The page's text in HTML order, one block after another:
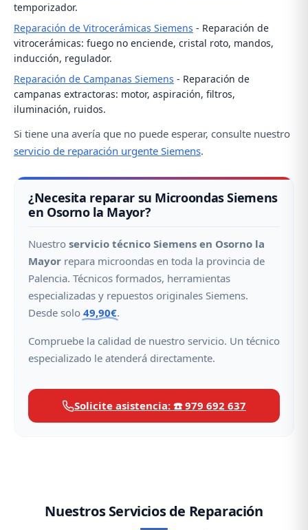
temporizador.
Reparación de Vitrocerámicas Siemens - Reparación de
vitrocerámicas: fuego no enciende, cristal roto, mandos,
inducción, regulador.
Reparación de Campanas Siemens - Reparación de
campanas extractoras: motor, aspiración, filtros,
iluminación, ruidos.
Si tiene una avería que no puede esperar, consulte nuestro
servicio de reparación urgente Siemens.
¿Necesita reparar su Microondas Siemens
en Osorno la Mayor?
Nuestro servicio técnico Siemens en Osorno la
Mayor repara microondas en toda la provincia de
Palencia. Técnicos formados, herramientas
especializadas y repuestos originales Siemens.
Desde solo 49,90€.
Compruebe la calidad de nuestro servicio. Un técnico
especializado le atenderá directamente.
Solicite asistencia: ☎️ 979 692 637
Nuestros Servicios de Reparación